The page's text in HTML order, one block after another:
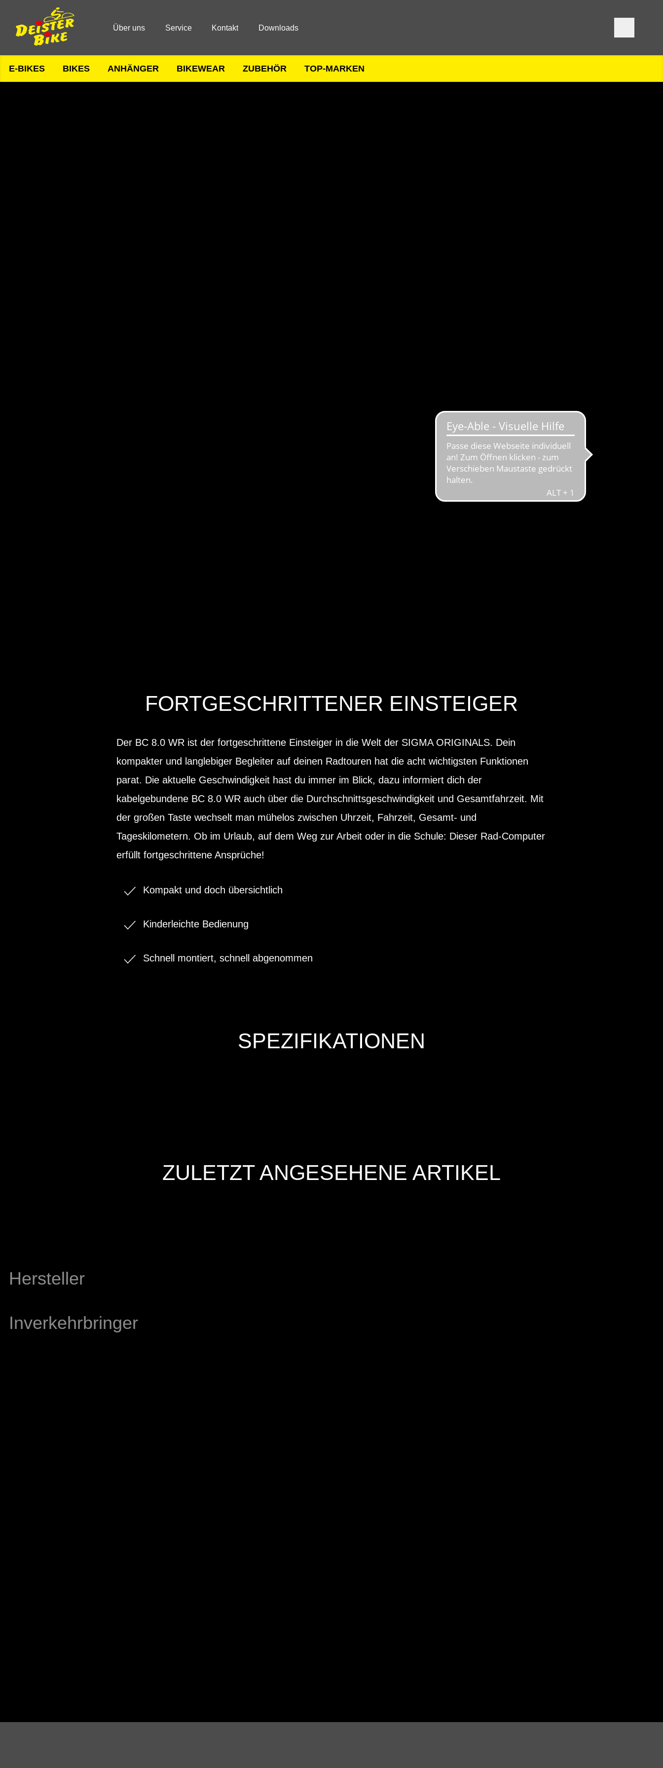
Über uns Service Kontakt Downloads
E-BIKES BIKES ANHÄNGER BIKEWEAR ZUBEHÖR TOP-MARKEN
FORTGESCHRITTENER EINSTEIGER
Der BC 8.0 WR ist der fortgeschrittene Einsteiger in die Welt der SIGMA ORIGINALS. Dein
kompakter und langlebiger Begleiter auf deinen Radtouren hat die acht wichtigsten Funktionen
parat. Die aktuelle Geschwindigkeit hast du immer im Blick, dazu informiert dich der
kabelgebundene BC 8.0 WR auch über die Durchschnittsgeschwindigkeit und Gesamtfahrzeit. Mit
der großen Taste wechselt man mühelos zwischen Uhrzeit, Fahrzeit, Gesamt- und
Tageskilometern. Ob im Urlaub, auf dem Weg zur Arbeit oder in die Schule: Dieser Rad-Computer
erfüllt fortgeschrittene Ansprüche!
Kompakt und doch übersichtlich
Kinderleichte Bedienung
Schnell montiert, schnell abgenommen
SPEZIFIKATIONEN
ZULETZT ANGESEHENE ARTIKEL
Hersteller
Inverkehrbringer